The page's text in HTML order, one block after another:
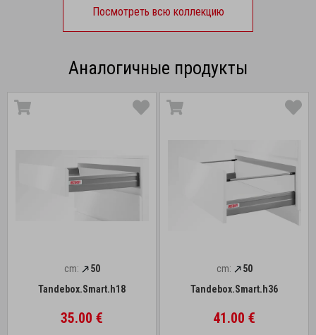
Посмотреть всю коллекцию
Аналогичные продукты
cm:
50
Tandebox.Smart.h18
35.00 €
cm:
50
Tandebox.Smart.h36
41.00 €